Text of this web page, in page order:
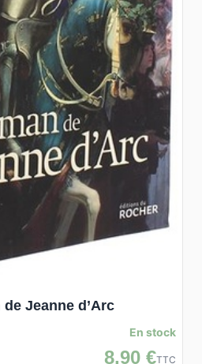
Jeanne d’Arc
En stock
8,90 €TTC